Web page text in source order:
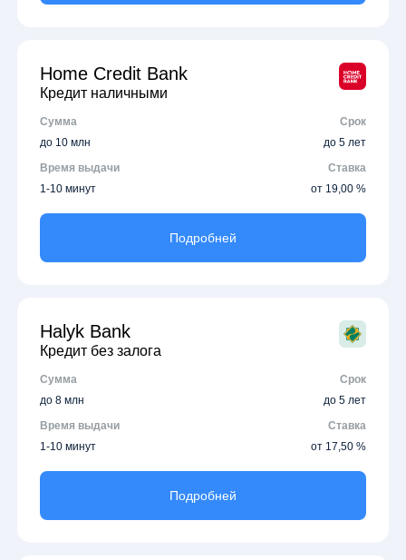
Home Credit Bank
Кредит наличными
Сумма
Срок
до 10 млн
до 5 лет
Время выдачи
Ставка
1-10 минут
от 19,00 %
Подробней
Halyk Bank
Кредит без залога
Сумма
Срок
до 8 млн
до 5 лет
Время выдачи
Ставка
1-10 минут
от 17,50 %
Подробней